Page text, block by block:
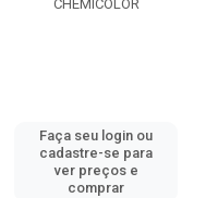
cadastre-se para
ver preços e
comprar